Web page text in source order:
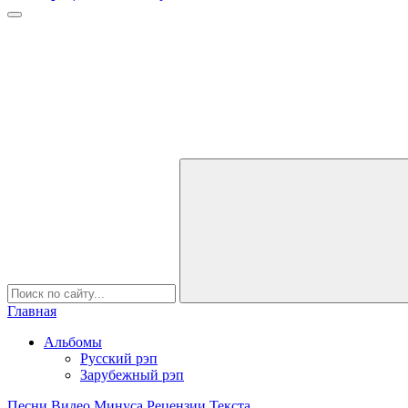
Главная
Альбомы
Русский рэп
Зарубежный рэп